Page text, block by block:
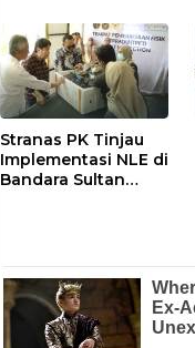
Stranas PK Tinjau
Implementasi NLE di
Bandara Sultan